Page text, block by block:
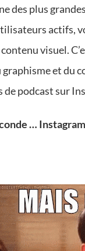
des plus
actifs,
visuel.
et du
de podcast sur
…